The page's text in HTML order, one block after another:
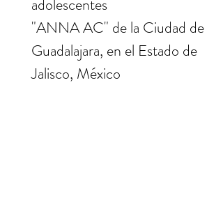
adolescentes
"ANNA AC" de la Ciudad de
Guadalajara, en el Estado de
Jalisco, México